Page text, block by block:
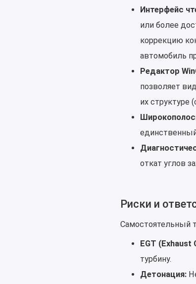
Интерфейс
или более
коррекцию
автомобиль
Редактор
позволяет
их структуре
откат углов
Риски и
Самостоятельный
EGT (Exhaust
турбину.
Детонация: